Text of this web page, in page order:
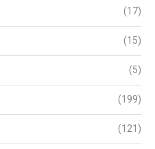
(17)
(15)
(5)
(199)
(121)